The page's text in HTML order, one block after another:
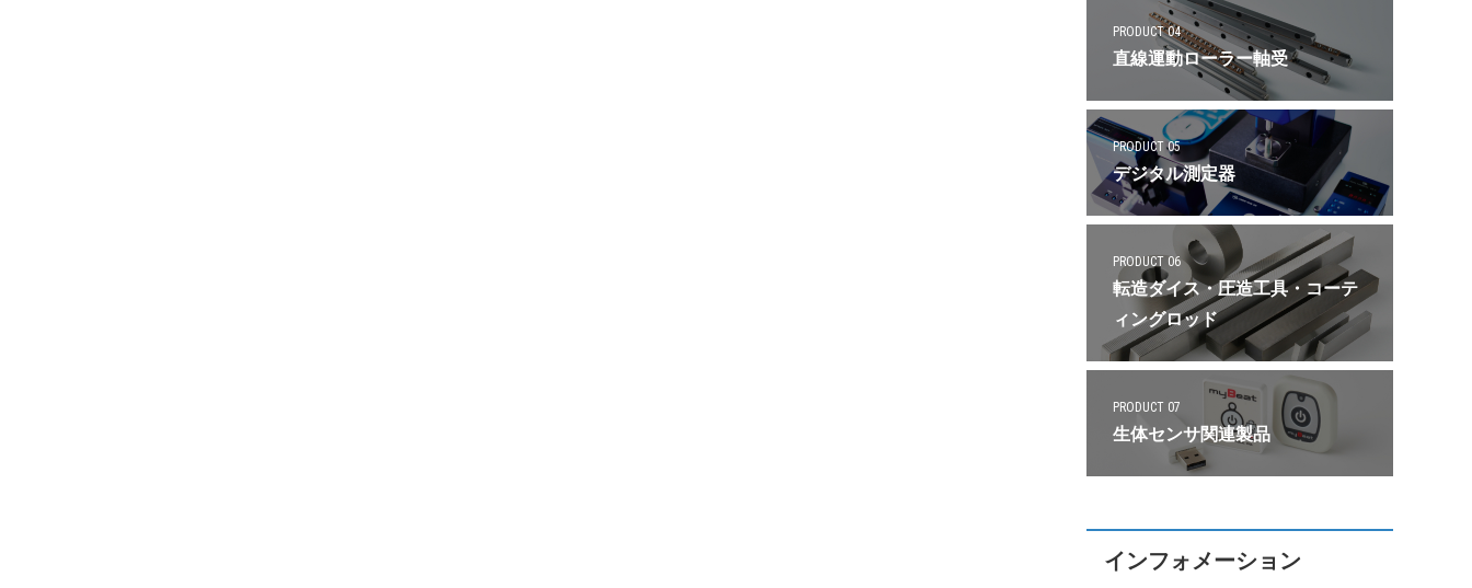
PRODUCT 04
直線運動ローラー軸受
PRODUCT 05
デジタル測定器
PRODUCT 06
転造ダイス・圧造工具・コーテ
ィングロッド
PRODUCT 07
生体センサ関連製品
インフォメーション